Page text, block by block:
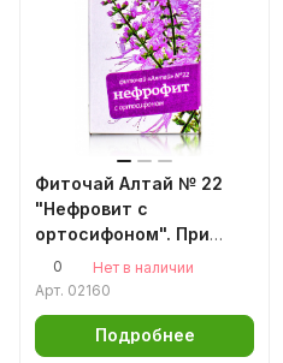
Фиточай Алтай № 22
"Нефровит с
ортосифоном". При
заболеваниях почек. 30
ф/п
0
Нет в наличии
Арт. 02160
Подробнее